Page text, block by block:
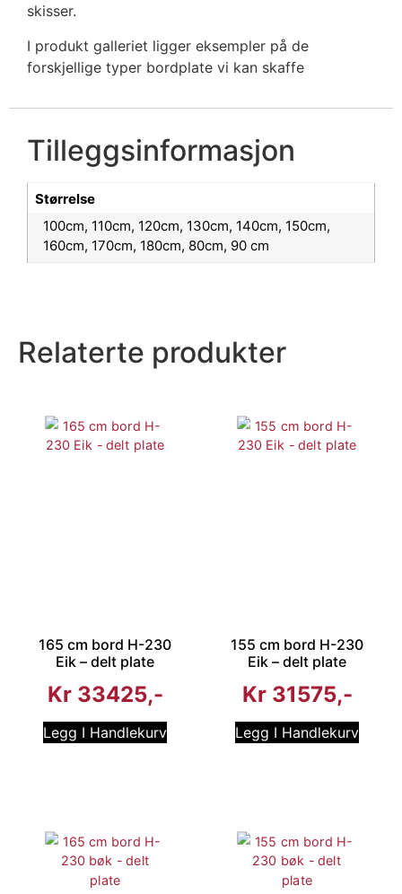
skisser.
I produkt galleriet ligger eksempler på de
forskjellige typer bordplate vi kan skaffe
Tilleggsinformasjon
Størrelse
100cm, 110cm, 120cm, 130cm, 140cm, 150cm,
160cm, 170cm, 180cm, 80cm, 90 cm
Relaterte produkter
165 cm bord H-230
Eik – delt plate
Kr33425
Legg I Handlekurv
155 cm bord H-230
Eik – delt plate
Kr31575
Legg I Handlekurv